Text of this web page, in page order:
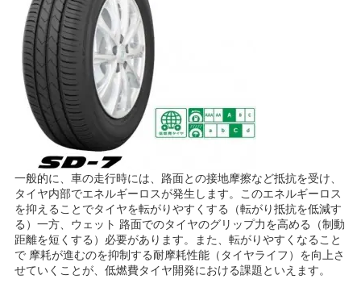
一般的に、車の走行時には、路面との接地摩擦など抵抗を受け、
タイヤ内部でエネルギーロスが発生します。このエネルギーロス
を抑えることでタイヤを転がりやすくする（転がり抵抗を低減す
る）一方、ウェット 路面でのタイヤのグリップ力を高める（制動
距離を短くする）必要があります。また、転がりやすくなること
で 摩耗が進むのを抑制する耐摩耗性能（タイヤライフ）を向上さ
せていくことが、低燃費タイヤ開発における課題といえます。